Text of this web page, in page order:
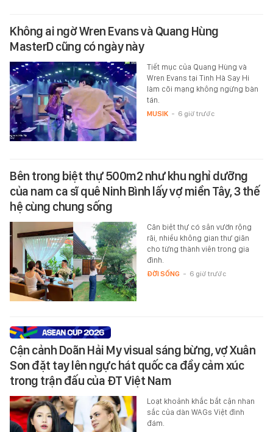
Không ai ngờ Wren Evans và Quang Hùng
MasterD cũng có ngày này
Tiết mục của Quang Hùng và
Wren Evans tại Tinh Hà Say Hi
làm cõi mạng không ngừng bàn
tán.
MUSIK - 6 giờ trước
Bên trong biệt thự 500m2 như khu nghỉ dưỡng
của nam ca sĩ quê Ninh Bình lấy vợ miền Tây, 3 thế
hệ cùng chung sống
Căn biệt thự có sân vườn rộng
rãi, nhiều không gian thư giãn
cho từng thành viên trong gia
đình.
ĐỜI SỐNG - 6 giờ trước
Cận cảnh Doãn Hải My visual sáng bừng, vợ Xuân
Son đặt tay lên ngực hát quốc ca đầy cảm xúc
trong trận đấu của ĐT Việt Nam
Loạt khoảnh khắc bắt cận nhan
sắc của dàn WAGs Việt đình
đám.